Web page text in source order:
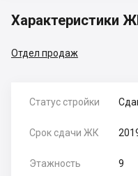
Характеристики
Отдел продаж
Статус стройки
Срок сдачи ЖК
Этажность 9